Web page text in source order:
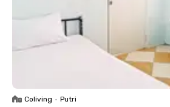
Coliving • Putri